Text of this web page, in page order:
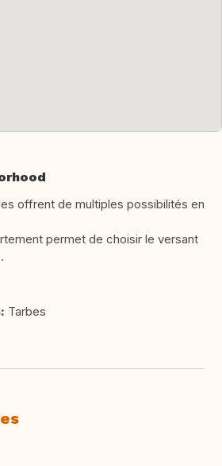
offrent de multiples possibilités en
permet de choisir le versant
Tarbes